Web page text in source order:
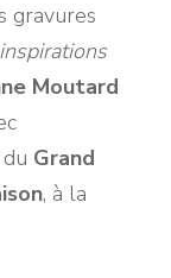
gravures
Moutard
Grand
, à la